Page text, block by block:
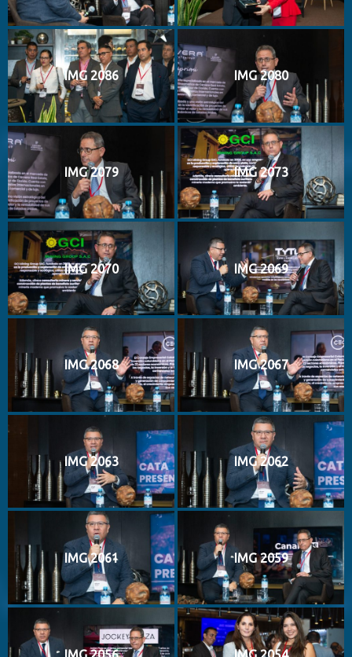
IMG 2086 IMG 2080
IMG 2079 IMG 2073
IMG 2070 IMG 2069
IMG 2068 IMG 2067
IMG 2063 IMG 2062
IMG 2061 IMG 2059